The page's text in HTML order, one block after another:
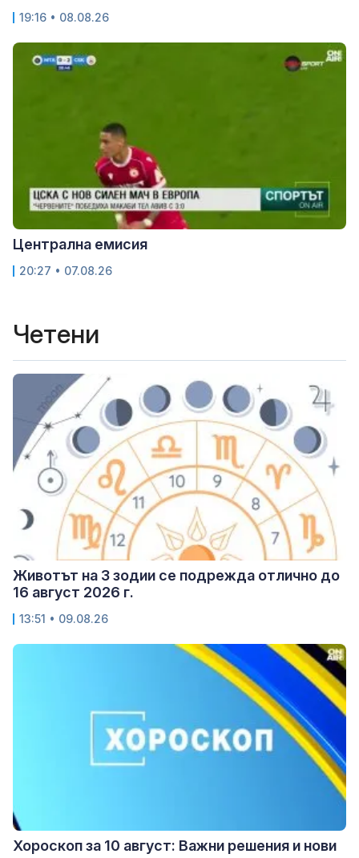
19:16 • 08.08.26
Централна емисия
20:27 • 07.08.26
Четени
Животът на 3 зодии се подрежда отлично до
16 август 2026 г.
13:51 • 09.08.26
Хороскоп за 10 август: Важни решения и нови